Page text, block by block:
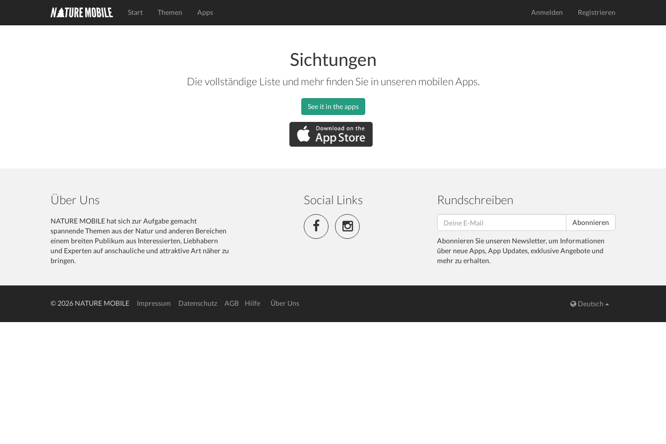
Start Themen Apps Anmelden Registrieren
Sichtungen
Die vollständige Liste und mehr finden Sie in unseren mobilen Apps.
See it in the apps
Über Uns
NATURE MOBILE hat sich zur Aufgabe gemacht
spannende Themen aus der Natur und anderen Bereichen
einem breiten Publikum aus Interessierten, Liebhabern
und Experten auf anschauliche und attraktive Art näher zu
bringen.
Social Links Rundschreiben
Abonnieren
Abonnieren Sie unseren Newsletter, um Informationen
über neue Apps, App Updates, exklusive Angebote und
mehr zu erhalten.
© 2026 NATURE MOBILE Impressum Datenschutz AGB Hilfe Über Uns Deutsch